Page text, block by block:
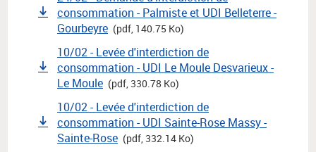
consommation - Palmiste et UDI Belleterre -
Gourbeyre (pdf, 140.75 Ko)
10/02 - Levée d'interdiction de
consommation - UDI Le Moule Desvarieux -
Le Moule (pdf, 330.78 Ko)
10/02 - Levée d'interdiction de
consommation - UDI Sainte-Rose Massy -
Sainte-Rose (pdf, 332.14 Ko)